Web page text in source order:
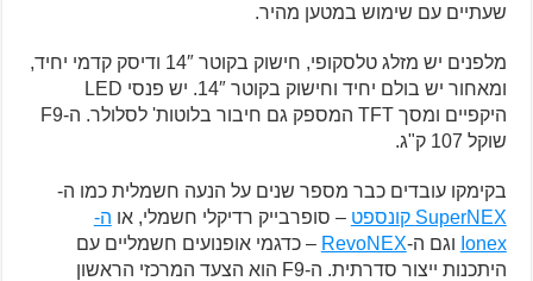
שעתיים עם שימוש במטען מהיר.
מלפנים יש מזלג טלסקופי, חישוק בקוטר 14″ ודיסק קדמי יחיד,
ומאחור יש בולם יחיד וחישוק בקוטר 14″. יש פנסי LED
היקפיים ומסך TFT המספק גם חיבור בלוטות' לסלולר. ה-F9
שוקל 107 ק"ג.
בקימקו עובדים כבר מספר שנים על הנעה חשמלית כמו ה-
SuperNEX קונספט
– סופרבייק רדיקלי חשמלי, או ה-
Ionex וגם ה-RevoNEX – כדגמי אופנועים חשמליים עם
היתכנות ייצור סדרתית. ה-F9 הוא הצעד המרכזי הראשון